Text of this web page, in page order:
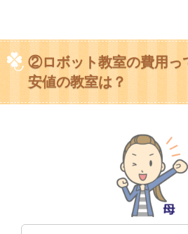
②ロボット教室の費用っ
安値の教室は？